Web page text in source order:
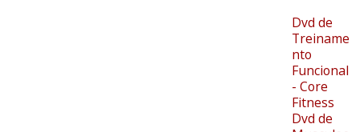
Dvd de
Treiname
nto
Funcional
- Core
Fitness
Dvd de